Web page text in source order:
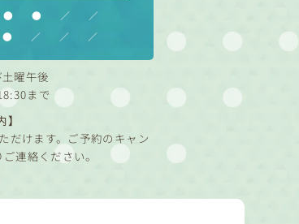
● ● ／ ／
● ／ ／ ／
曜午後
まで
だけます。ご予約のキャン
連絡ください。